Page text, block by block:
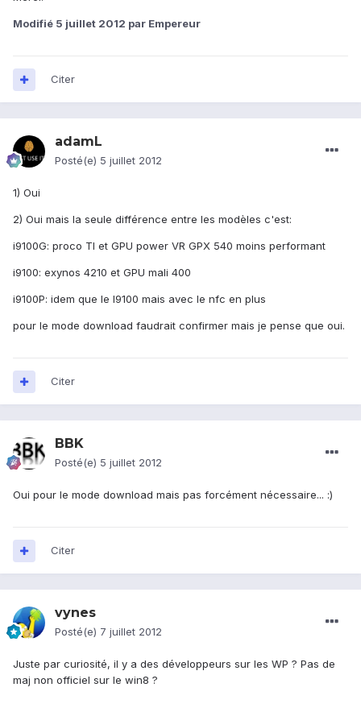
Modifié 5 juillet 2012 par Empereur
Citer
adamL
Posté(e) 5 juillet 2012
1) Oui
2) Oui mais la seule différence entre les modèles c'est:
i9100G: proco TI et GPU power VR GPX 540 moins performant
i9100: exynos 4210 et GPU mali 400
i9100P: idem que le I9100 mais avec le nfc en plus
pour le mode download faudrait confirmer mais je pense que oui.
Citer
BBK
Posté(e) 5 juillet 2012
Oui pour le mode download mais pas forcément nécessaire... :)
Citer
vynes
Posté(e) 7 juillet 2012
Juste par curiosité, il y a des développeurs sur les WP ? Pas de
maj non officiel sur le win8 ?